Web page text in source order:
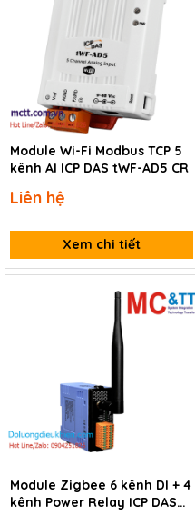
Module Wi-Fi Modbus TCP 5
kênh AI ICP DAS tWF-AD5 CR
Liên hệ
Xem chi tiết
Module Zigbee 6 kênh DI + 4
kênh Power Relay ICP DAS